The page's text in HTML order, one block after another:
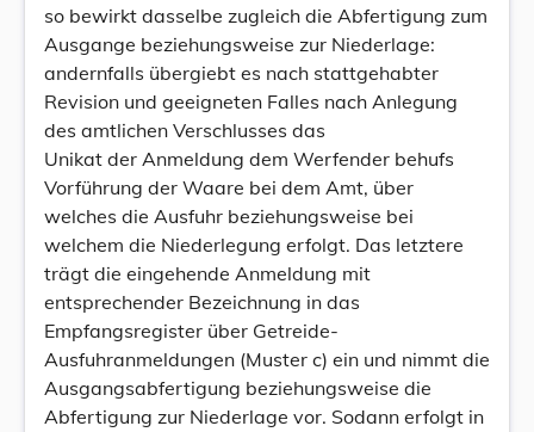
so bewirkt dasselbe zugleich die Abfertigung zum
Ausgange beziehungsweise zur Niederlage:
andernfalls übergiebt es nach stattgehabter
Revision und geeigneten Falles nach Anlegung
des amtlichen Verschlusses das
Unikat der Anmeldung dem Werfender behufs
Vorführung der Waare bei dem Amt, über
welches die Ausfuhr beziehungsweise bei
welchem die Niederlegung erfolgt. Das letztere
trägt die eingehende Anmeldung mit
entsprechender Bezeichnung in das
Empfangsregister über Getreide-
Ausfuhranmeldungen (Muster c) ein und nimmt die
Ausgangsabfertigung beziehungsweise die
Abfertigung zur Niederlage vor. Sodann erfolgt in